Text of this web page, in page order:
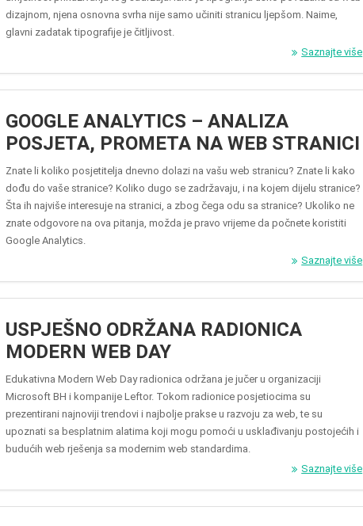
dizajnom, njena osnovna svrha nije samo učiniti stranicu ljepšom. Naime,
glavni zadatak tipografije je čitljivost.
Saznajte više
GOOGLE ANALYTICS – ANALIZA
POSJETA, PROMETA NA WEB STRANICI
Znate li koliko posjetitelja dnevno dolazi na vašu web stranicu? Znate li kako
dođu do vaše stranice? Koliko dugo se zadržavaju, i na kojem dijelu stranice?
Šta ih najviše interesuje na stranici, a zbog čega odu sa stranice? Ukoliko ne
znate odgovore na ova pitanja, možda je pravo vrijeme da počnete koristiti
Google Analytics.
Saznajte više
USPJEŠNO ODRŽANA RADIONICA
MODERN WEB DAY
Edukativna Modern Web Day radionica održana je jučer u organizaciji
Microsoft BH i kompanije Leftor. Tokom radionice posjetiocima su
prezentirani najnoviji trendovi i najbolje prakse u razvoju za web, te su
upoznati sa besplatnim alatima koji mogu pomoći u usklađivanju postojećih i
budućih web rješenja sa modernim web standardima.
Saznajte više